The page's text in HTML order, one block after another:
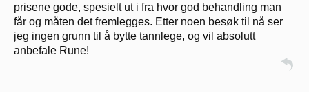
prisene gode, spesielt ut i fra hvor god behandling man
får og måten det fremlegges. Etter noen besøk til nå ser
jeg ingen grunn til å bytte tannlege, og vil absolutt
anbefale Rune!